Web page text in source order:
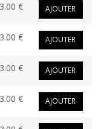
3.00 € AJOUTER
3.00 € AJOUTER
3.00 € AJOUTER
3.00 € AJOUTER